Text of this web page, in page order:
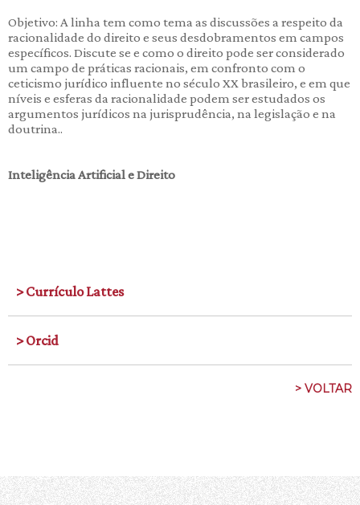
Objetivo: A linha tem como tema as discussões a respeito da
racionalidade do direito e seus desdobramentos em campos
específicos. Discute se e como o direito pode ser considerado
um campo de práticas racionais, em confronto com o
ceticismo jurídico influente no século XX brasileiro, e em que
níveis e esferas da racionalidade podem ser estudados os
argumentos jurídicos na jurisprudência, na legislação e na
doutrina..
Inteligência Artificial e Direito
> Currículo Lattes
> Orcid
> VOLTAR